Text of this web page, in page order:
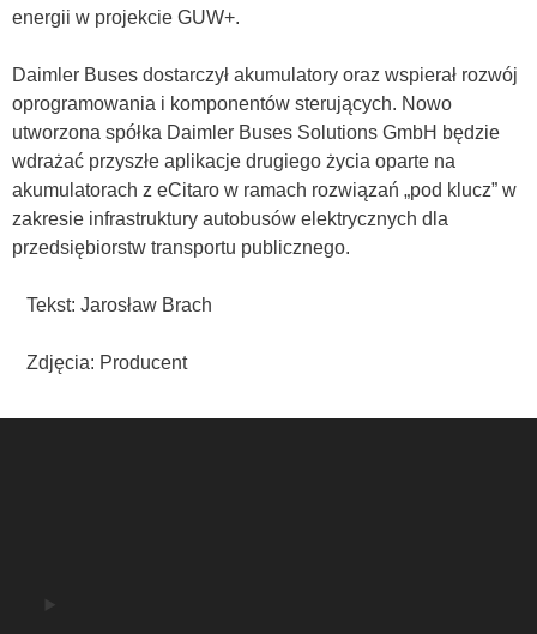
energii w projekcie GUW+.
Daimler Buses dostarczył akumulatory oraz wspierał rozwój
oprogramowania i komponentów sterujących. Nowo
utworzona spółka Daimler Buses Solutions GmbH będzie
wdrażać przyszłe aplikacje drugiego życia oparte na
akumulatorach z eCitaro w ramach rozwiązań „pod klucz” w
zakresie infrastruktury autobusów elektrycznych dla
przedsiębiorstw transportu publicznego.
Tekst: Jarosław Brach
Zdjęcia: Producent